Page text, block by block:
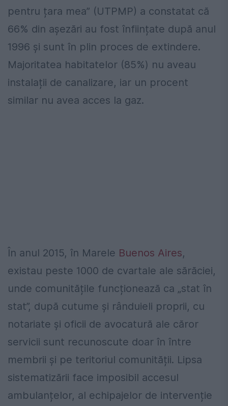
pentru țara mea” (UTPMP) a constatat că
66% din așezări au fost înființate după anul
1996 și sunt în plin proces de extindere.
Majoritatea habitatelor (85%) nu aveau
instalații de canalizare, iar un procent
similar nu avea acces la gaz.
În anul 2015, în Marele Buenos Aires,
existau peste 1000 de cvartale ale sărăciei,
unde comunitățile funcționează ca „stat în
stat”, după cutume și rânduieli proprii, cu
notariate și oficii de avocatură ale căror
servicii sunt recunoscute doar în între
membrii și pe teritoriul comunității. Lipsa
sistematizării face imposibil accesul
ambulanțelor, al echipajelor de intervenție